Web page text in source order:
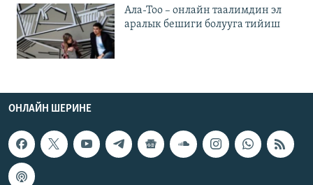
Ала-Тоо – онлайн таалимдин эл
аралык бешиги болууга тийиш
ОНЛАЙН ШЕРИНЕ